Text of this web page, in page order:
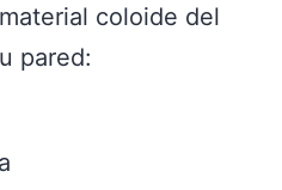
coloide del
pared: